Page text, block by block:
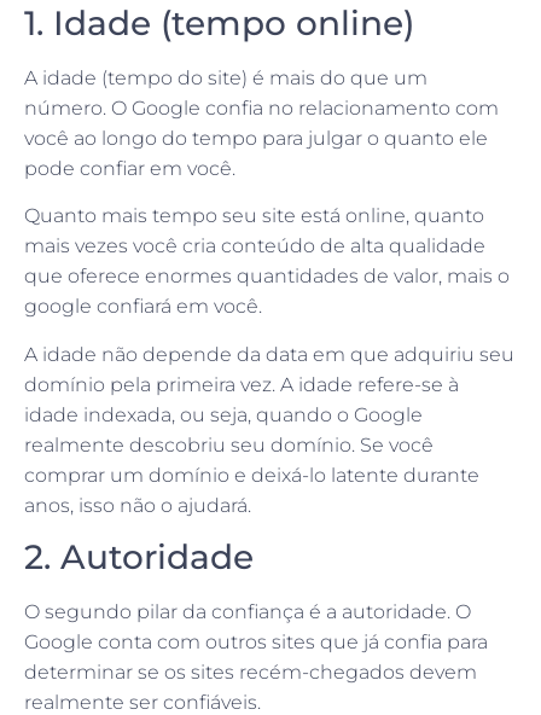
1. Idade (tempo online)
A idade (tempo do site) é mais do que um
número. O Google confia no relacionamento com
você ao longo do tempo para julgar o quanto ele
pode confiar em você.
Quanto mais tempo seu site está online, quanto
mais vezes você cria conteúdo de alta qualidade
que oferece enormes quantidades de valor, mais o
google confiará em você.
A idade não depende da data em que adquiriu seu
domínio pela primeira vez. A idade refere-se à
idade indexada, ou seja, quando o Google
realmente descobriu seu domínio. Se você
comprar um domínio e deixá-lo latente durante
anos, isso não o ajudará.
2. Autoridade
O segundo pilar da confiança é a autoridade. O
Google conta com outros sites que já confia para
determinar se os sites recém-chegados devem
realmente ser confiáveis.